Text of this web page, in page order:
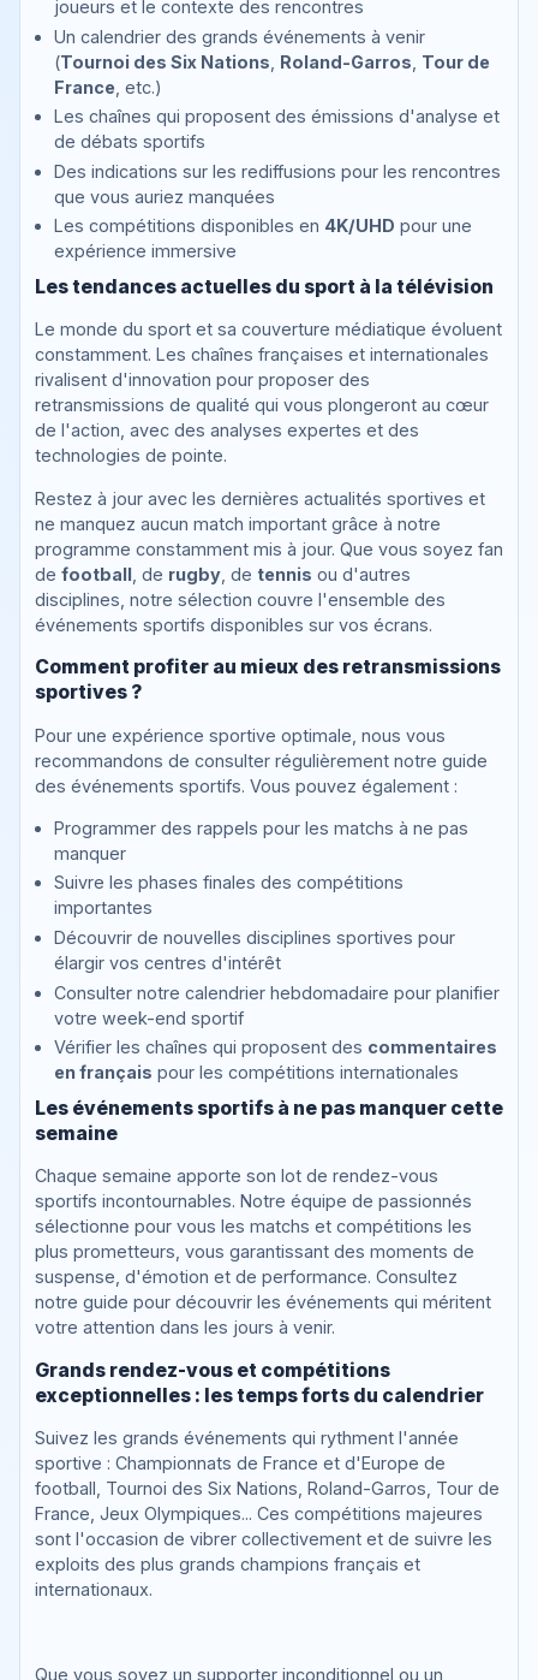
joueurs et le contexte des rencontres
Un calendrier des grands événements à venir
(Tournoi des Six Nations Roland-Garros Tour de
France , etc.)
Les chaînes qui proposent des émissions d'analyse et
de débats sportifs
Des indications sur les rediffusions pour les rencontres
que vous auriez manquées
Les compétitions disponibles en 4K/UHD pour une
expérience immersive
Les tendances actuelles du sport à la télévision
Le monde du sport et sa couverture médiatique évoluent
constamment. Les chaînes françaises et internationales
rivalisent d'innovation pour proposer des
retransmissions de qualité qui vous plongeront au cœur
de l'action, avec des analyses expertes et des
technologies de pointe.
Restez à jour avec les dernières actualités sportives et
ne manquez aucun match important grâce à notre
programme constamment mis à jour. Que vous soyez fan
de football, de rugby, de tennis ou d'autres
disciplines, notre sélection couvre l'ensemble des
événements sportifs disponibles sur vos écrans.
Comment profiter au mieux des retransmissions
sportives ?
Pour une expérience sportive optimale, nous vous
recommandons de consulter régulièrement notre guide
des événements sportifs. Vous pouvez également :
Programmer des rappels pour les matchs à ne pas
manquer
Suivre les phases finales des compétitions
importantes
Découvrir de nouvelles disciplines sportives pour
élargir vos centres d'intérêt
Consulter notre calendrier hebdomadaire pour planifier
votre week-end sportif
Vérifier les chaînes qui proposent des commentaires
en français pour les compétitions internationales
Les événements sportifs à ne pas manquer cette
semaine
Chaque semaine apporte son lot de rendez-vous
sportifs incontournables. Notre équipe de passionnés
sélectionne pour vous les matchs et compétitions les
plus prometteurs, vous garantissant des moments de
suspense, d'émotion et de performance. Consultez
notre guide pour découvrir les événements qui méritent
votre attention dans les jours à venir.
Grands rendez-vous et compétitions
exceptionnelles : les temps forts du calendrier
Suivez les grands événements qui rythment l'année
sportive : Championnats de France et d'Europe de
football, Tournoi des Six Nations, Roland-Garros, Tour de
France, Jeux Olympiques... Ces compétitions majeures
sont l'occasion de vibrer collectivement et de suivre les
exploits des plus grands champions français et
internationaux.
Que vous soyez un supporter inconditionnel ou un